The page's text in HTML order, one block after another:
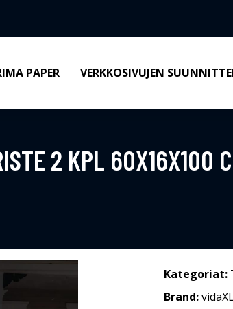
PAPER VERKKOSIVUJEN
2 KPL 60X16X100
Kategoriat:
Brand: